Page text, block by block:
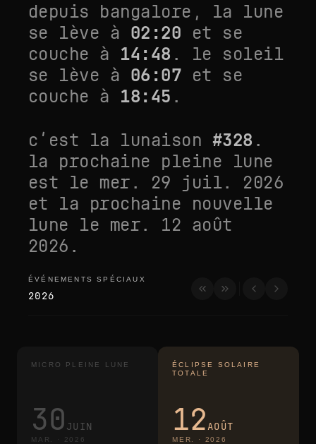
depuis bangalore , la lune
se lève à 02:20 et se
couche à 14:48 . le soleil
se lève à 06:07 et se
couche à 18:45 .
c’est la lunaison #328 .
la prochaine pleine lune
est le mer. 29 juil. 2026
et la prochaine nouvelle
lune le mer. 12 août
2026 .
événements spéciaux
ÉVÉNEMENTS SPÉCIAUX
2026
MICRO PLEINE LUNE
30 JUIN
MAR. · 2026
ÉCLIPSE SOLAIRE
TOTALE
12AOÛT
MER. · 2026